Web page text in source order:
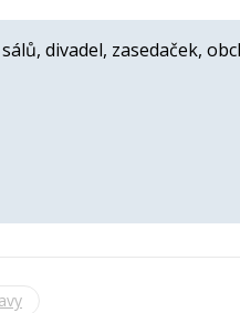
divadel, zasedaček,